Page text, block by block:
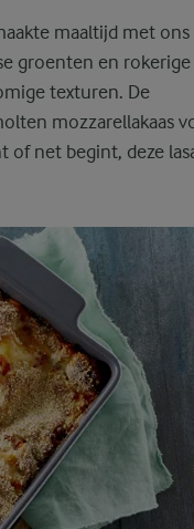
maaltijd met ons
groenten en rokerige
texturen. De
mozzarellakaas
of net begint, deze